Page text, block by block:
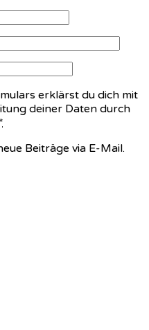
erklärst du dich mit
deiner Daten durch
*
Beiträge via E-Mail.